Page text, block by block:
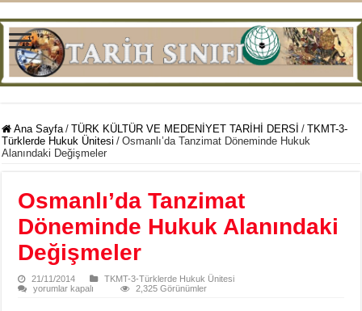
Ana Sayfa / TÜRK KÜLTÜR VE MEDENİYET TARİHİ DERSİ / TKMT-3-
Türklerde Hukuk Ünitesi / Osmanlı’da Tanzimat Döneminde Hukuk
Alanındaki Değişmeler
Osmanlı’da Tanzimat
Döneminde Hukuk Alanındaki
Değişmeler
21/11/2014
TKMT-3-Türklerde Hukuk Ünitesi
Osmanlı’da
yorumlar kapalı 2,325 Görünümler